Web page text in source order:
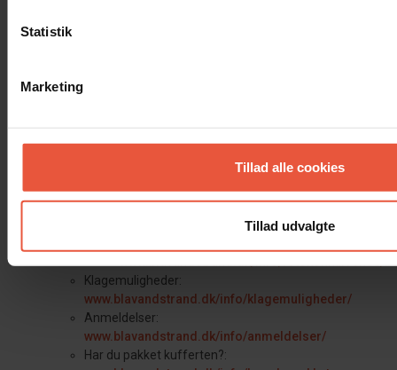
Statistik
Marketing
Tillad alle cookies
Tillad udvalgte
Fotokonkurrence:
www.blavandstrand.dk/info/fotokonkurrence/
Klagemuligheder:
www.blavandstrand.dk/info/klagemuligheder/
Anmeldelser:
www.blavandstrand.dk/info/anmeldelser/
Har du pakket kufferten?: